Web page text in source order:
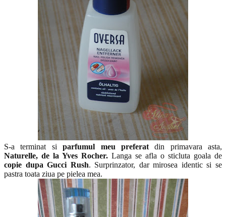
S-a terminat siparfumul meu preferatdin primavara asta,
Naturelle, de la Yves Rocher. Langa se afla o sticluta goala de
copie dupa Gucci Rush. Surprinzator, dar mirosea identic si se
pastra toata ziua pe pielea mea.